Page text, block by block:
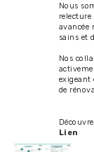
Nous
avancée
sains et
Nos
exigeant
de
Lien